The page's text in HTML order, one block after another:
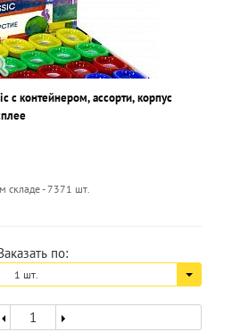
с контейнером, ассорти, корпус
складе - 7371 шт.
по:
1 шт.